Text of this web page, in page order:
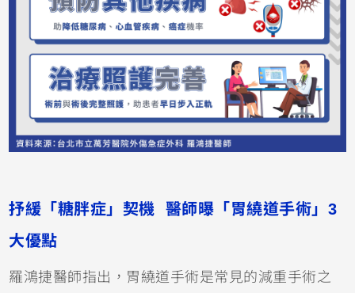
抒緩「糖胖症」契機 醫師曝「胃繞道手術」3
大優點
羅鴻捷醫師指出，胃繞道手術是常見的減重手術之